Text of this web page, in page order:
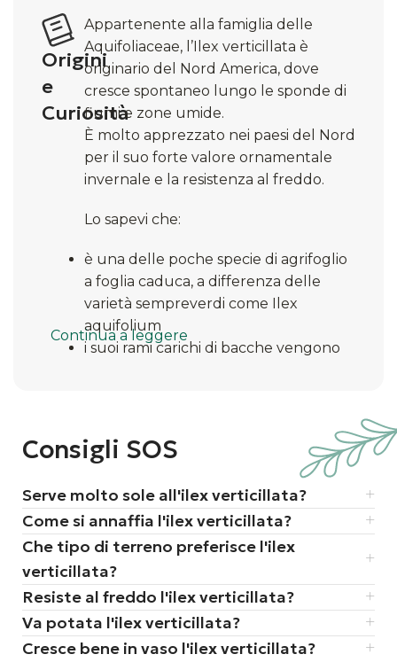
Origini
e
Curiosità
Appartenente alla famiglia delle
Aquifoliaceae, l’Ilex verticillata è
originario del Nord America, dove
cresce spontaneo lungo le sponde di
fiumi e zone umide.
È molto apprezzato nei paesi del Nord
per il suo forte valore ornamentale
invernale e la resistenza al freddo.
Lo sapevi che:
è una delle poche specie di agrifoglio
a foglia caduca, a differenza delle
varietà sempreverdi come Ilex
aquifolium
i suoi rami carichi di bacche vengono
esemplare maschile nelle vicinanze
per impollinare quello femminile e
le bacche durano fino a fine inverno,
resistendo a gelo e neve, e sono una
preziosa fonte di cibo per gli uccelli
Continua a leggere
Consigli SOS
Serve molto sole all'ilex verticillata?
Come si annaffia l'ilex verticillata?
Che tipo di terreno preferisce l'ilex
verticillata?
Resiste al freddo l'ilex verticillata?
Va potata l'ilex verticillata?
Cresce bene in vaso l'ilex verticillata?